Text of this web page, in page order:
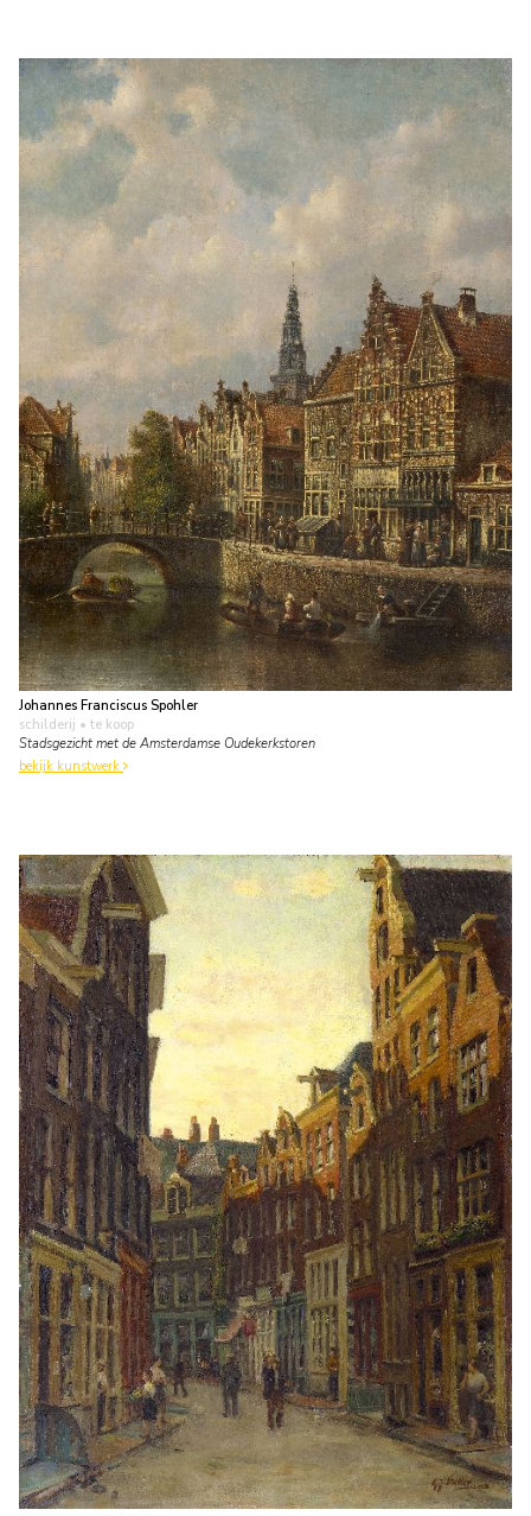
Johannes Franciscus Spohler
schilderij • te koop
Stadsgezicht met de Amsterdamse Oudekerkstoren
bekijk kunstwerk